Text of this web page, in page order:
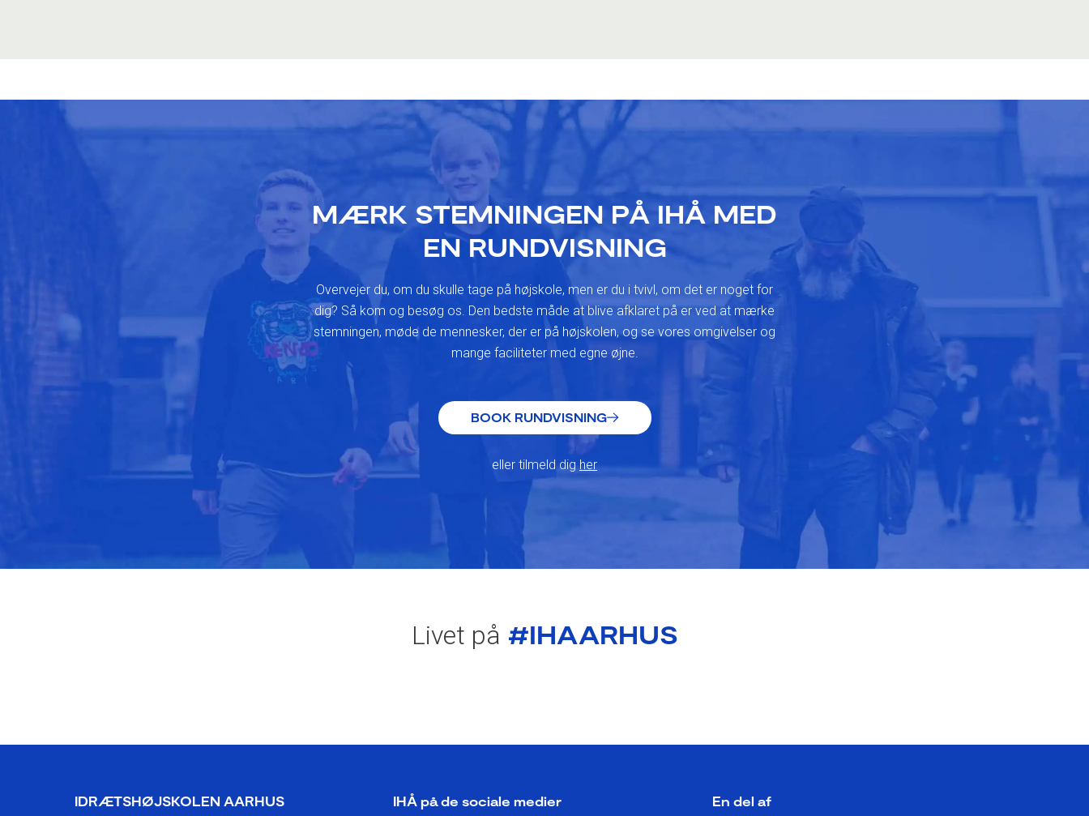
MÆRK STEMNINGEN PÅ IHÅ MED
EN RUNDVISNING
Overvejer du, om du skulle tage på højskole, men er du i tvivl, om det er noget for
dig? Så kom og besøg os. Den bedste måde at blive afklaret på er ved at mærke
stemningen, møde de mennesker, der er på højskolen, og se vores omgivelser og
mange faciliteter med egne øjne.
BOOK RUNDVISNING
eller tilmeld dig her
Livet på #IHAARHUS
IDRÆTSHØJSKOLEN AARHUS IHÅ på de sociale medier En del af